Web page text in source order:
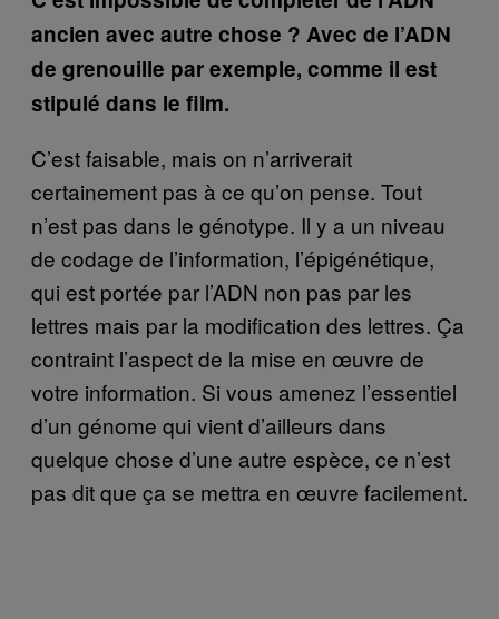
ancien avec autre chose ? Avec de l’ADN
de grenouille par exemple, comme il est
stipulé dans le film.
C’est faisable, mais on n’arriverait
certainement pas à ce qu’on pense. Tout
n’est pas dans le génotype. Il y a un niveau
de codage de l’information, l’épigénétique,
qui est portée par l’ADN non pas par les
lettres mais par la modification des lettres. Ça
contraint l’aspect de la mise en œuvre de
votre information. Si vous amenez l’essentiel
d’un génome qui vient d’ailleurs dans
quelque chose d’une autre espèce, ce n’est
pas dit que ça se mettra en œuvre facilement.